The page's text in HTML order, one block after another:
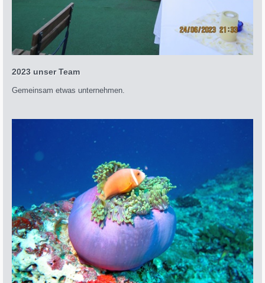
2023 unser Team
Gemeinsam etwas unternehmen.